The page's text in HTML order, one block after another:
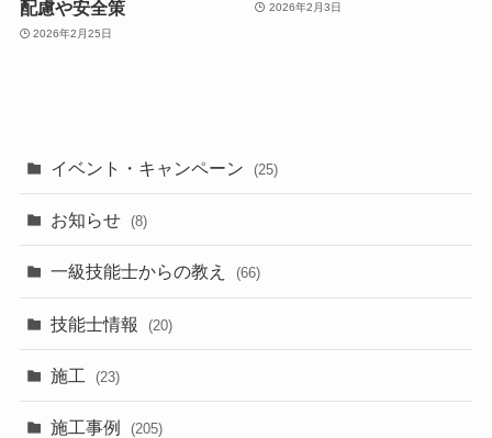
配慮や安全策
2026年2月25日
2026年2月3日
イベント・キャンペーン (25)
お知らせ (8)
一級技能士からの教え (66)
技能士情報 (20)
施工 (23)
施工事例 (205)